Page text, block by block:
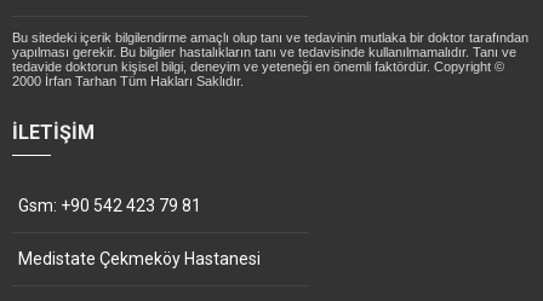
Bu sitedeki içerik bilgilendirme amaçlı olup tanı ve tedavinin mutlaka bir doktor tarafından
yapılması gerekir. Bu bilgiler hastalıkların tanı ve tedavisinde kullanılmamalıdır. Tanı ve
tedavide doktorun kişisel bilgi, deneyim ve yeteneği en önemli faktördür. Copyright ©
2000 İrfan Tarhan Tüm Hakları Saklıdır.
İLETIŞIM
Gsm: +90 542 423 79 81
Medistate Çekmeköy Hastanesi